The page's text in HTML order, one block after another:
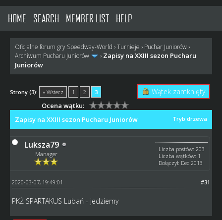
HOME SEARCH MEMBER LIST HELP
Oficjalne forum gry Speedway-World ›Turnieje › Puchar Juniorów›
Archiwum Pucharu Juniorów
› Zapisy na XXIII sezon Pucharu
Juniorów
Strony (3): « Wstecz 1 2 3 Wątek zamknięty
Ocena wątku:
Tryb drzewa
Zapisy na XXIII sezon Pucharu Juniorów
Luksza79
Manager
Liczba postów: 203
Liczba wątków: 1
Dołączył: Dec 2013
#31
2020-03-07, 19:49:01
PKŻ SPARTAKUS Lubań - jedziemy